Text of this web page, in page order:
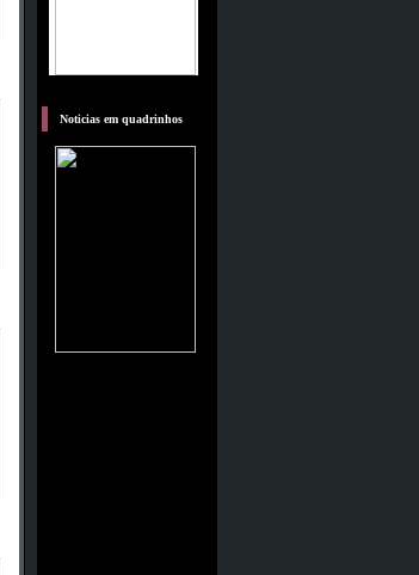
Noticias em quadrinhos